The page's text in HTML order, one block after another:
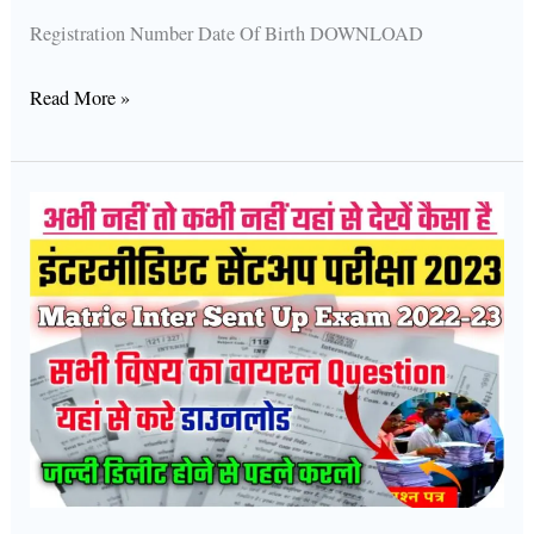
Registration Number Date Of Birth DOWNLOAD
Read More »
Bihar
Board
Inter
Matric
Sent
Up
परीक्षा
2022
वायरल